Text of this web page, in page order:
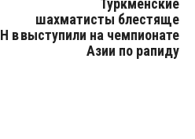
в
Туркменские
шахматисты блестяще
выступили на чемпионате
Азии по рапиду